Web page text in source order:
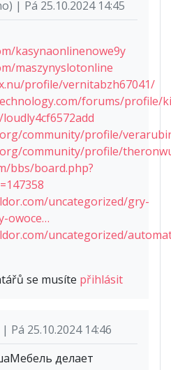
| Pá 25.10.2024 14:45
kasynaonlinenowe9y
maszynyslotonline
profile/vernitabzh67041/
forums/profile/
community/profile/
community/profile/
bbs/board.php?
uncategorized/gry-
owoce…
uncategorized/
se musíte přihlásit
Pá 25.10.2024 14:46
делает